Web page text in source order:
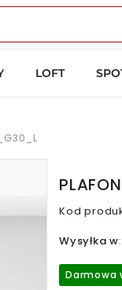
LOFT
Kod
Wysyłka w:
Darmowa